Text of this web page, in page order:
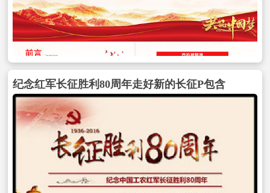
纪念红军长征胜利80周年走好新的长征P包含